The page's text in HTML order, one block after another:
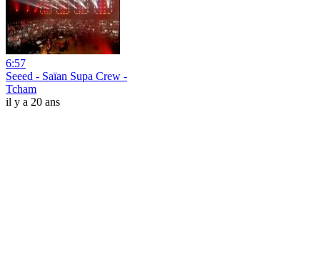
6:57
Seeed - Saïan Supa Crew -
Tcham
il y a 20 ans